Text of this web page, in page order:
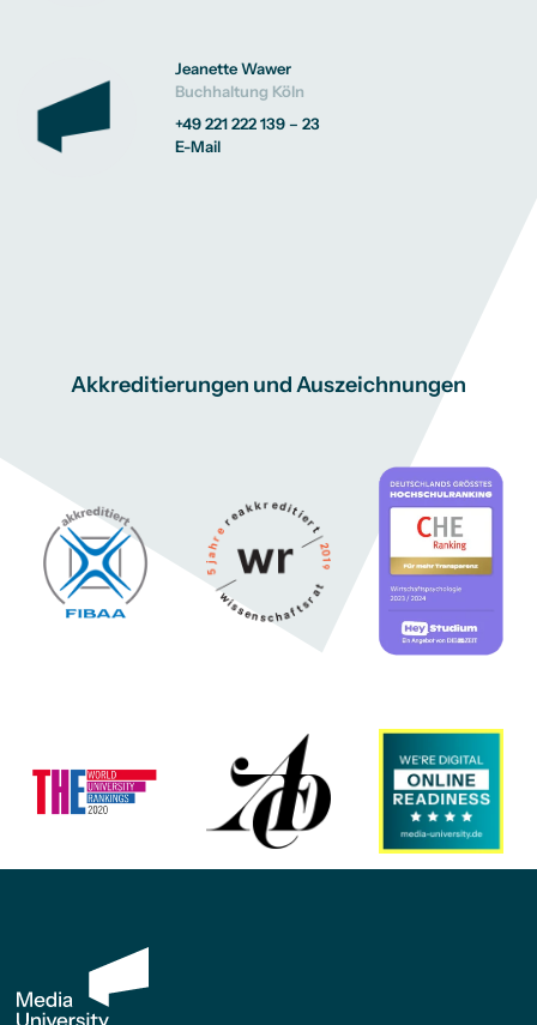
Jeanette Wawer
Buchhaltung Köln
+49 221 222 139 – 23
E-Mail
Akkreditierungen und Auszeichnungen